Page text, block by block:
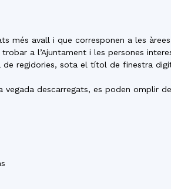
més avall i que corresponen a les
a l’Ajuntament i les persones
de regidories, sota el títol de finestra
descarregats, es poden omplir